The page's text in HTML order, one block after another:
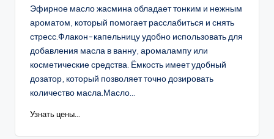
Эфирное масло жасмина обладает тонким и нежным
ароматом, который помогает расслабиться и снять
стресс.Флакон-капельницу удобно использовать для
добавления масла в ванну, аромалампу или
косметические средства. Ёмкость имеет удобный
дозатор, который позволяет точно дозировать
количество масла.Масло...
Узнать цены...